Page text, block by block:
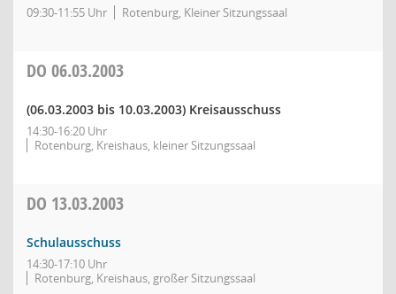
09:30-11:55 Uhr Rotenburg, Kleiner Sitzungssaal
DO 06.03.2003
(06.03.2003 bis 10.03.2003) Kreisausschuss
14:30-16:20 Uhr
Rotenburg, Kreishaus, kleiner Sitzungssaal
DO 13.03.2003
Schulausschuss
14:30-17:10 Uhr
Rotenburg, Kreishaus, großer Sitzungssaal